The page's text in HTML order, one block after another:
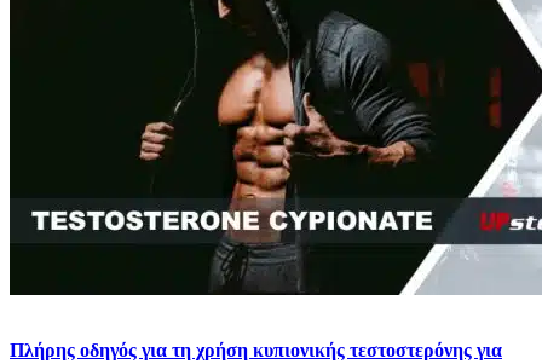
Πλήρης οδηγός για τη χρήση κυπιονικής τεστοστερόνης για